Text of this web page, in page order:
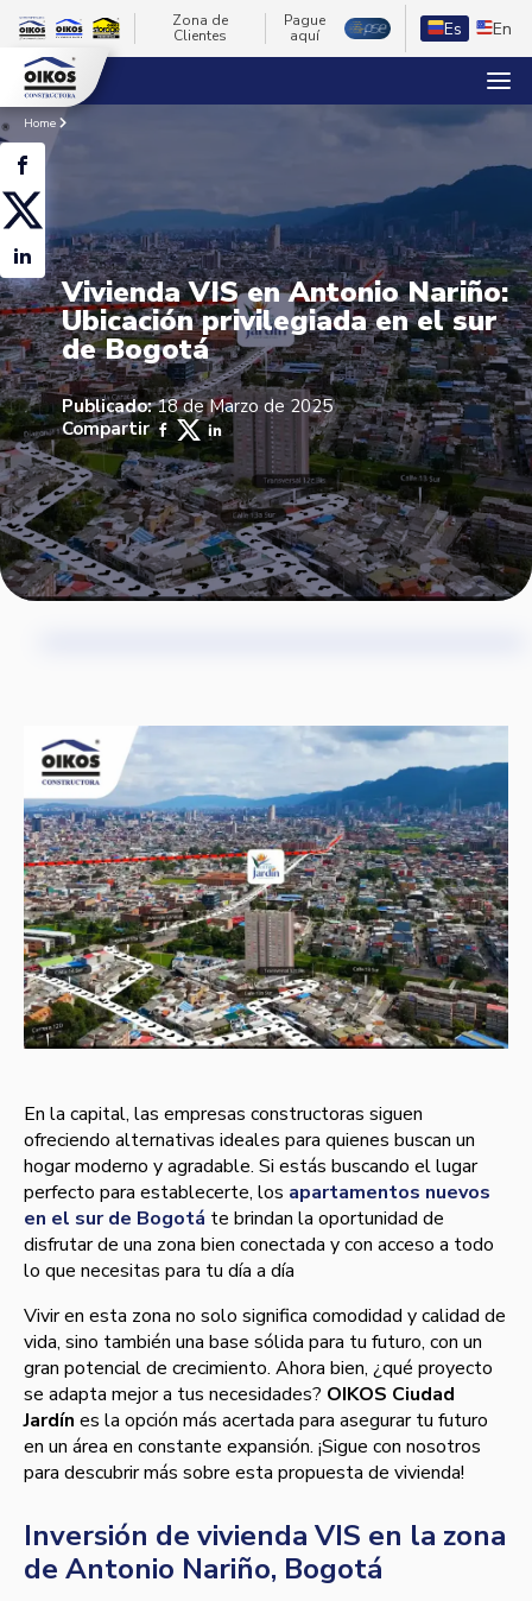
Zona de
Clientes
Pague
aquí
Es En
Home
Vivienda VIS en Antonio Nariño:
Ubicación privilegiada en el sur
de Bogotá
Publicado:18 de Marzo de 2025
Compartir
En la capital, las empresas constructoras siguen
ofreciendo alternativas ideales para quienes buscan un
hogar moderno y agradable. Si estás buscando el lugar
perfecto para establecerte, los apartamentos nuevos
en el sur de Bogotá te brindan la oportunidad de
disfrutar de una zona bien conectada y con acceso a todo
lo que necesitas para tu día a día
Vivir en esta zona no solo significa comodidad y calidad de
vida, sino también una base sólida para tu futuro, con un
gran potencial de crecimiento. Ahora bien, ¿qué proyecto
se adapta mejor a tus necesidades? OIKOS Ciudad
Jardín es la opción más acertada para asegurar tu futuro
en un área en constante expansión. ¡Sigue con nosotros
para descubrir más sobre esta propuesta de vivienda!
Inversión de vivienda VIS en la zona
de Antonio Nariño, Bogotá